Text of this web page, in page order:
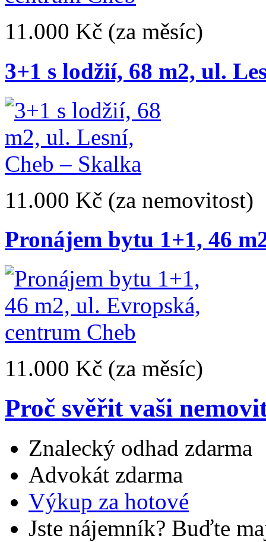
11.000 Kč (za měsíc)
3+1 s lodžií, 68 m2, ul.
11.000 Kč (za nemovitost)
Pronájem bytu 1+1, 46
11.000 Kč (za měsíc)
Proč svěřit vaši
Znalecký odhad zdarma
Advokát zdarma
Výkup za hotové
Jste nájemník? Buďte